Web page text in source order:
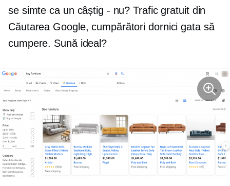
se simte ca un câștig - nu? Trafic gratuit din
Căutarea Google, cumpărători dornici gata să
cumpere. Sună ideal?